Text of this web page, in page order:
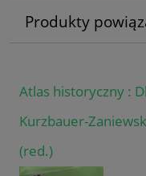
Produkty
Atlas historyczny :
Kurzbauer-
(red.)